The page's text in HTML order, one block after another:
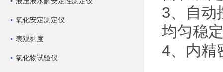
氧化安定测定仪
表观黏度
氯化物试验仪
3、自动
均匀稳
4、内精